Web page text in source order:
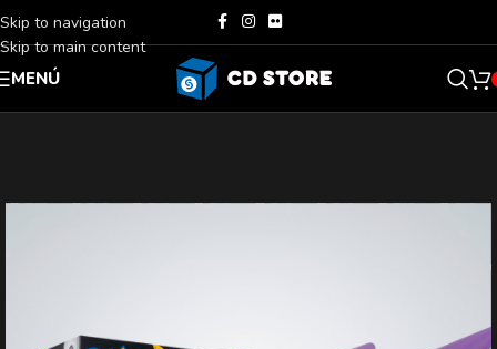
Skip to navigation
Skip to main content
MENÚ